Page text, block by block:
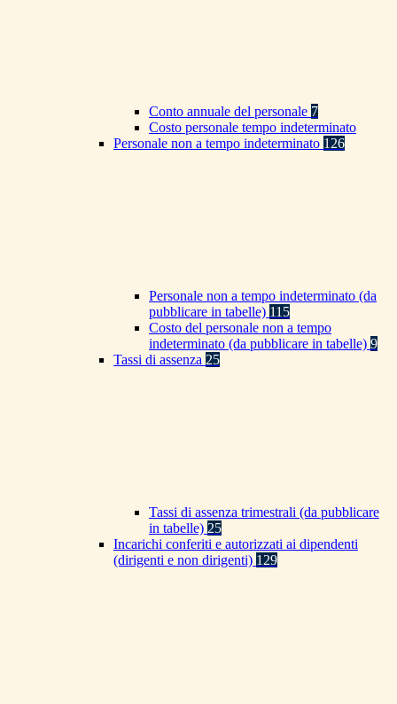
Conto annuale del personale 7
Costo personale tempo indeterminato
Personale non a tempo indeterminato 126
Personale non a tempo indeterminato (da
pubblicare in tabelle) 115
Costo del personale non a tempo
indeterminato (da pubblicare in tabelle) 9
Tassi di assenza 25
Tassi di assenza trimestrali (da pubblicare
in tabelle) 25
Incarichi conferiti e autorizzati ai dipendenti
(dirigenti e non dirigenti) 129